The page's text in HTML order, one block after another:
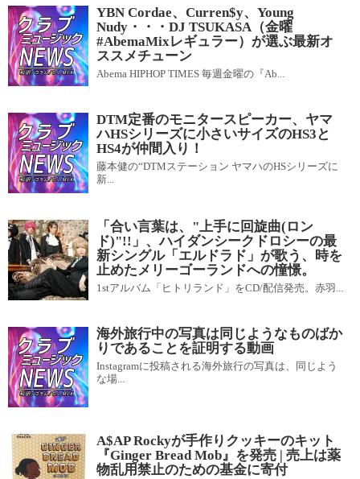
YBN Cordae、Curren$y、Young
Nudy・・・DJ TSUKASA（金曜
#AbemaMixレギュラー）が選ぶ最新オ
ススメチューン
Abema HIPHOP TIMES 毎週金曜の『Ab...
DTM定番のモニタースピーカー、ヤマ
ハHSシリーズに小さいサイズのHS3と
HS4が仲間入り！
藤本健の“DTMステーション ヤマハのHSシリーズに
新...
「合い言葉は、"上手に回旋曲(ロン
ド)"!!」、ハイダンシークドロシーの最
新シングル「エルドラド」が歌う、時を
止めたメリーゴーランドへの憧憬。
1stアルバム「ヒトリランド」をCD/配信発売。赤羽...
海外旅行中の写真は同じようなものばか
りであることを証明する動画
Instagramに投稿される海外旅行の写真は、同じよう
な場...
A$AP Rockyが手作りクッキーのキット
『Ginger Bread Mob』を発売 | 売上は薬
物乱用禁止のための基金に寄付